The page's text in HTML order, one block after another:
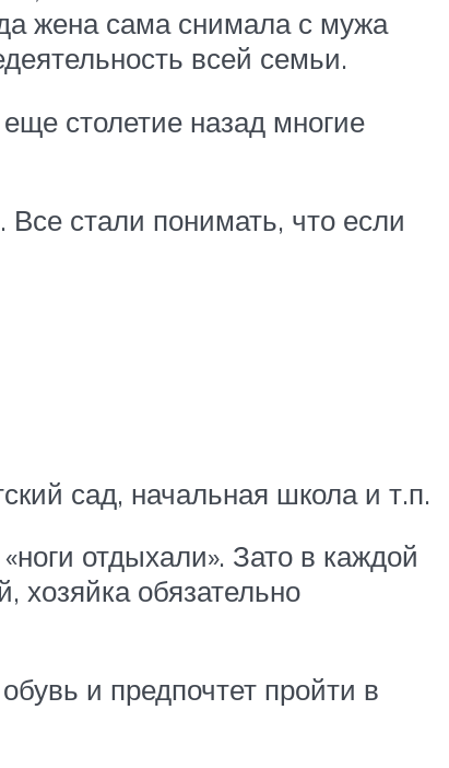
жена сама снимала с мужа
всей семьи.
столетие назад многие
стали понимать, что если
сад, начальная школа и т.п.
отдыхали». Зато в каждой
хозяйка обязательно
и предпочтет пройти в